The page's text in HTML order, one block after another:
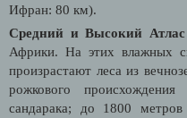
Ифран: 80 км).
Средний и Высокий Атлас
Африки. На этих влажных
произрастают леса из
рожкового
сандарака; до 1800